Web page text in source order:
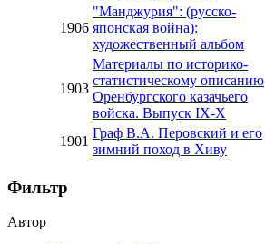
1906
"Манджурия": (русско-
японская война):
художественный альбом
1903
Материалы по историко-
статистическому описанию
Оренбургского казачьего
войска. Выпуск IX-X
1901
Граф В.А. Перовский и его
зимний поход в Хиву
Фильтр
Автор